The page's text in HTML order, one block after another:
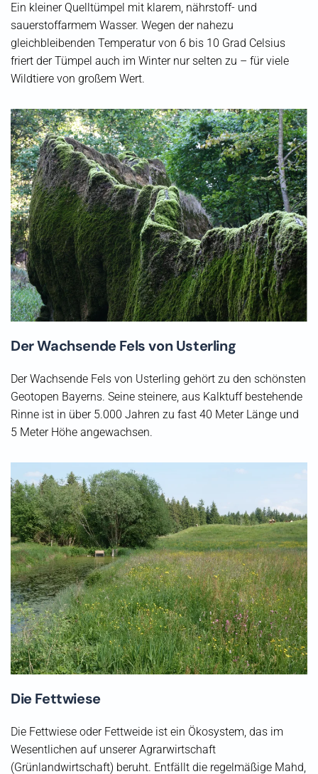
Ein kleiner Quelltümpel mit klarem, nährstoff- und
sauerstoffarmem Wasser. Wegen der nahezu
gleichbleibenden Temperatur von 6 bis 10 Grad Celsius
friert der Tümpel auch im Winter nur selten zu – für viele
Wildtiere von großem Wert.
Der Wachsende Fels von Usterling
Der Wachsende Fels von Usterling gehört zu den schönsten
Geotopen Bayerns. Seine steinere, aus Kalktuff bestehende
Rinne ist in über 5.000 Jahren zu fast 40 Meter Länge und
5 Meter Höhe angewachsen.
Die Fettwiese
Die Fettwiese oder Fettweide ist ein Ökosystem, das im
Wesentlichen auf unserer Agrarwirtschaft
(Grünlandwirtschaft) beruht. Entfällt die regelmäßige Mahd,